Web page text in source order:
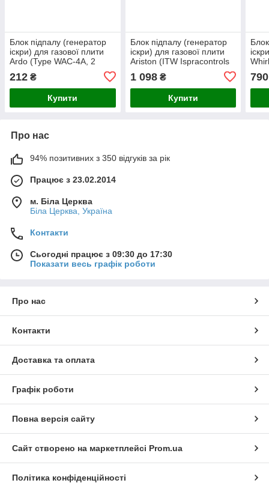
Блок підпалу (генератор
іскри) для газової плити
Ardo (Type WAC-4A, 2
581004100
212 ₴
Купити
Блок підпалу (генератор
іскри) для газової плити
Ariston (ITW Ispracontrols
входи / 4
1 098₴
Купити
790
Про нас
94% позитивних з 350 відгуків за рік
Працює з 23.02.2014
м. Біла Церква
Біла Церква, Україна
Контакти
Сьогодні працює з 09:30 до 17:30
Показати весь графік роботи
Про нас
Контакти
Доставка та оплата
Графік роботи
Повна версія сайту
Сайт створено на маркетплейсі Prom.ua
Політика конфіденційності